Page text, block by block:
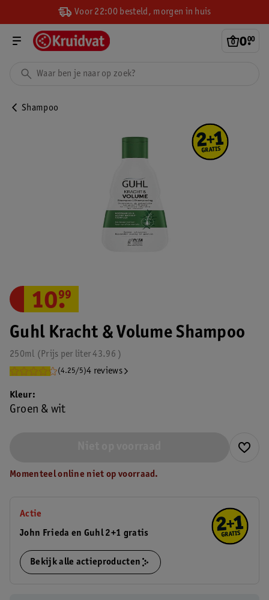
Voor 22:00 besteld, morgen in huis
0.
00
Shampoo
Guhl Kracht & Volume Shampoo
250ml 43.96
Prijs per liter
(4.25/5)4 reviews
10.
99
Kleur
Groen & wit
Momenteel online niet op voorraad.
Actie
John Frieda en Guhl 2+1 gratis
Bekijk alle actieproducten